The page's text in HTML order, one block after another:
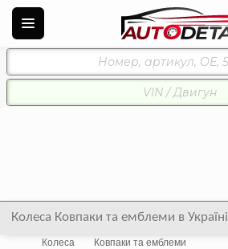
Колеса Ковпаки та емблеми в Україні
Колеса Ковпаки та емблеми